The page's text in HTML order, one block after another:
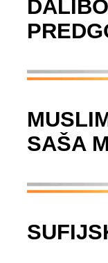
SAŠA